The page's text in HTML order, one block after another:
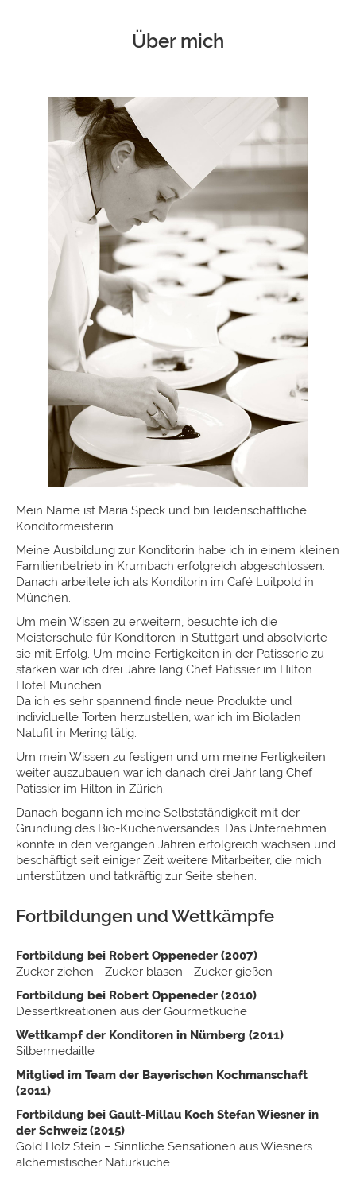
Über mich
Mein Name ist Maria Speck und bin leidenschaftliche
Konditormeisterin.
Meine Ausbildung zur Konditorin habe ich in einem kleinen
Familienbetrieb in Krumbach erfolgreich abgeschlossen.
Danach arbeitete ich als Konditorin im Café Luitpold in
München.
Um mein Wissen zu erweitern, besuchte ich die
Meisterschule für Konditoren in Stuttgart und absolvierte
sie mit Erfolg. Um meine Fertigkeiten in der Patisserie zu
stärken war ich drei Jahre lang Chef Patissier im Hilton
Hotel München.
Da ich es sehr spannend finde neue Produkte und
individuelle Torten herzustellen, war ich im Bioladen
Natufit in Mering tätig.
Um mein Wissen zu festigen und um meine Fertigkeiten
weiter auszubauen war ich danach drei Jahr lang Chef
Patissier im Hilton in Zürich.
Danach begann ich meine Selbstständigkeit mit der
Gründung des Bio-Kuchenversandes. Das Unternehmen
konnte in den vergangen Jahren erfolgreich wachsen und
beschäftigt seit einiger Zeit weitere Mitarbeiter, die mich
unterstützen und tatkräftig zur Seite stehen.
Fortbildungen und Wettkämpfe
Fortbildung bei Robert Oppeneder (2007)
Zucker ziehen - Zucker blasen - Zucker gießen
Fortbildung bei Robert Oppeneder (2010)
Dessertkreationen aus der Gourmetküche
Wettkampf der Konditoren in Nürnberg (2011)
Silbermedaille
Mitglied im Team der Bayerischen Kochmanschaft
(2011)
Fortbildung bei Gault-Millau Koch Stefan Wiesner in
der Schweiz (2015)
Gold Holz Stein – Sinnliche Sensationen aus Wiesners
alchemistischer Naturküche